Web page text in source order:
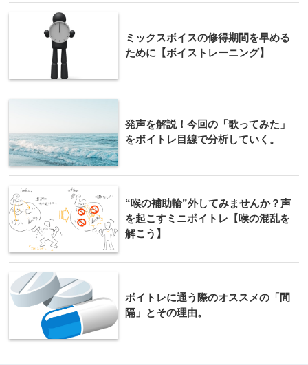
ミックスボイスの修得期間を早める
ために【ボイストレーニング】
発声を解説！今回の「歌ってみた」
をボイトレ目線で分析していく。
“喉の補助輪”外してみませんか？声
を起こすミニボイトレ【喉の混乱を
解こう】
ボイトレに通う際のオススメの「間
隔」とその理由。